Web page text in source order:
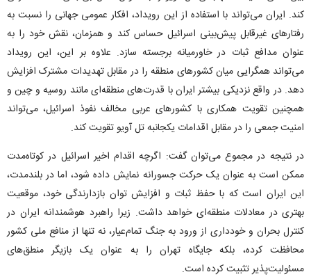
کند. ایران می‌تواند با استفاده از این رویداد، افکار عمومی جهانی را نسبت به
رفتار‌های غیرقابل پیش‌بینی اسرائیل حساس کند و همزمان، نقش خود را به
عنوان مدافع ثبات در خاورمیانه برجسته سازد. علاوه بر این، این رویداد
می‌تواند همگرایی میان کشور‌های منطقه را در مقابل تهدیدات مشترک افزایش
دهد. در واقع نزدیکی بیشتر ایران با قدرت‌های منطقه‌ای مانند روسیه و چین و
همچنین تقویت همکاری با کشور‌های عربی مخالف نفوذ اسرائیل، می‌تواند
امنیت جمعی را در مقابل اقدامات یکجانبه تل آویو تقویت کند.
در نتیجه در مجموع می‌توان گفت: اگرچه اقدام اخیر اسرائیل در کوتاه‌مدت
ممکن است به عنوان یک حرکت جسورانه نمایش داده شود، اما در بلندمدت،
این ایران است که با حفظ ثبات و افزایش توان بازدارندگی خود، موقعیت
بهتری در معادلات منطقه‌ای خواهد داشت. زیرا راهبرد هوشمندانه ایران در
کنترل بحران و خودداری از ورود به جنگ تمام‌عیار، نه تنها از منافع ملی کشور
محافظت کرده، بلکه جایگاه تهران را به عنوان یک بازیگر منطق‌های
مسئولیت‌پذیر تثبیت کرده است.